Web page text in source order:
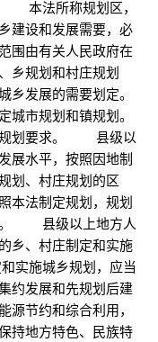
本法所称规划区，
建设和发展需要，必
围由有关人民政府在
乡规划和村庄规划
乡发展的需要划定。
市规划和镇规划。
规划要求。 县级以
展水平，按照因地制
划、村庄规划的区
本法制定规划，规划
。 县级以上地方人
乡、村庄制定和实施
施城乡规划，应当
约发展和先规划后建
节约和综合利用，
持地方特色、民族特